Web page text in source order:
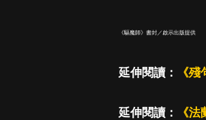
《驅魔師》書封／啟示出版提供
延伸閱讀： 《
延伸閱讀： 《